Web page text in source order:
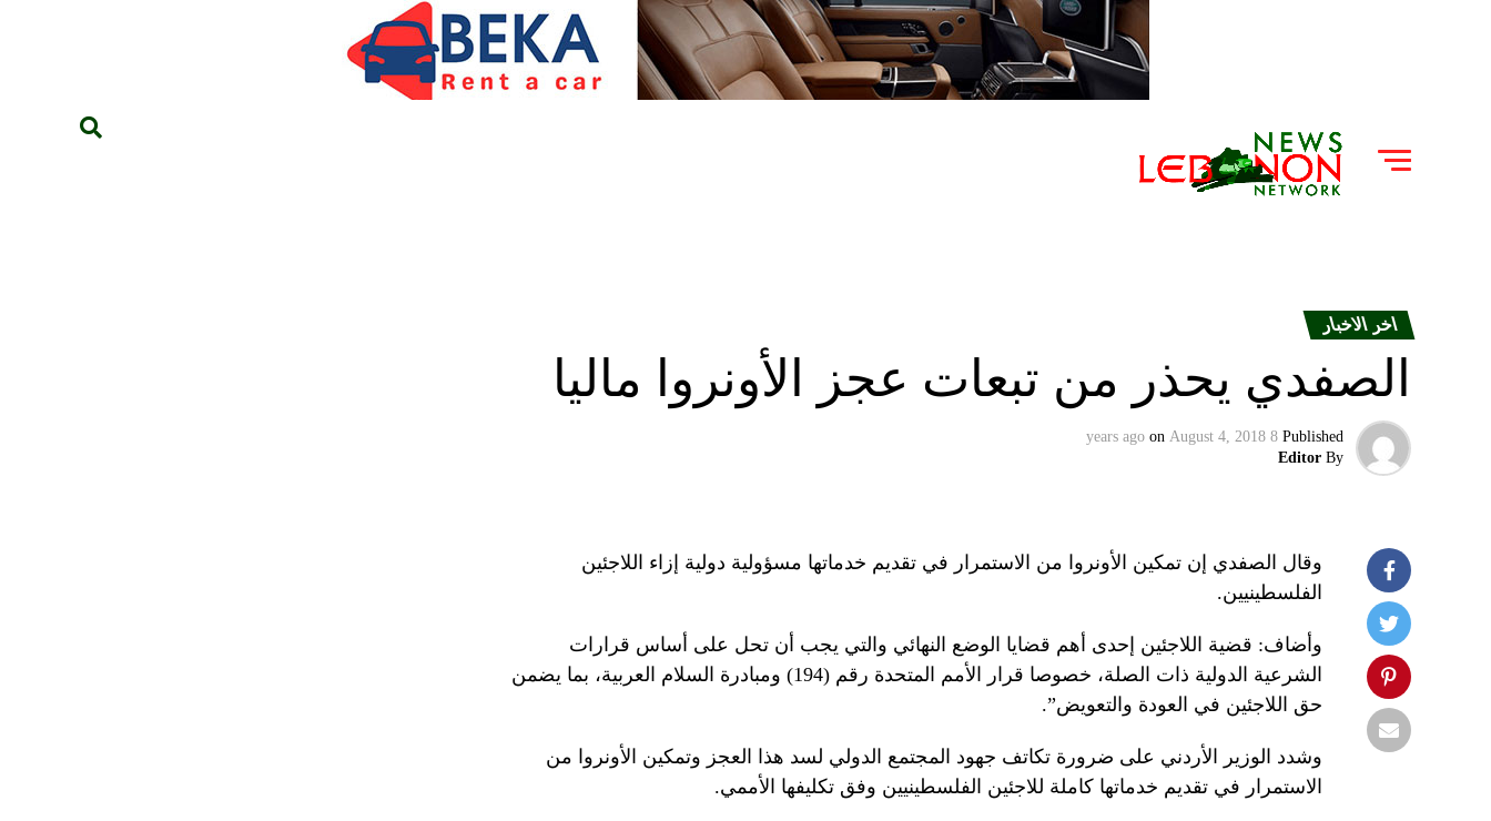
اخر الاخبار
الصفدي يحذر من تبعات عجز الأونروا ماليا
Published
8 years ago
on August 4, 2018
By
Editor
وقال الصفدي إن تمكين الأونروا من الاستمرار في تقديم خدماتها مسؤولية دولية إزاء اللاجئين
الفلسطينيين.
وأضاف: قضية اللاجئين إحدى أهم قضايا الوضع النهائي والتي يجب أن تحل على أساس قرارات
الشرعية الدولية ذات الصلة، خصوصا قرار الأمم المتحدة رقم (194) ومبادرة السلام العربية، بما يضمن
حق اللاجئين في العودة والتعويض”.
وشدد الوزير الأردني على ضرورة تكاتف جهود المجتمع الدولي لسد هذا العجز وتمكين الأونروا من
الاستمرار في تقديم خدماتها كاملة للاجئين الفلسطينيين وفق تكليفها الأممي.